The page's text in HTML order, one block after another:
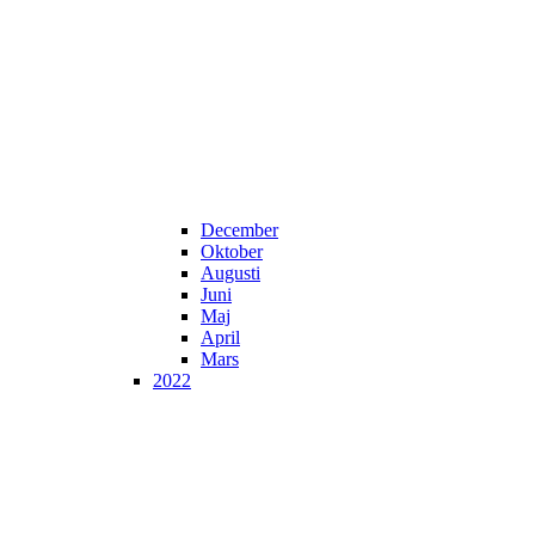
December
Oktober
Augusti
Juni
Maj
April
Mars
2022